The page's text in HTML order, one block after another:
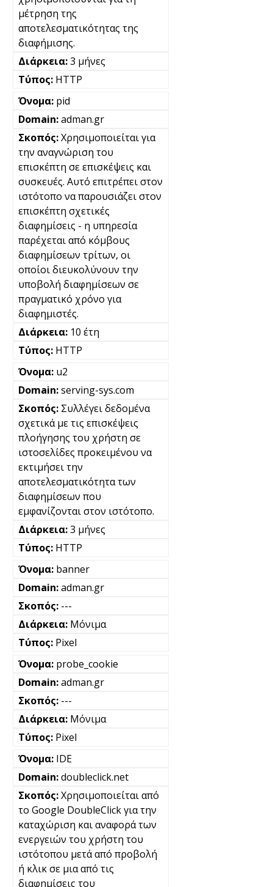
μέτρηση της
αποτελεσματικότητας της
διαφήμισης.
3 μήνες
HTTP
pid
adman.gr
Χρησιμοποιείται για
την αναγνώριση του
επισκέπτη σε επισκέψεις και
συσκευές. Αυτό επιτρέπει στον
ιστότοπο να παρουσιάζει στον
επισκέπτη σχετικές
διαφημίσεις - η υπηρεσία
παρέχεται από κόμβους
διαφημίσεων τρίτων, οι
οποίοι διευκολύνουν την
υποβολή διαφημίσεων σε
πραγματικό χρόνο για
διαφημιστές.
10 έτη
HTTP
u2
serving-sys.com
Συλλέγει δεδομένα
σχετικά με τις επισκέψεις
πλοήγησης του χρήστη σε
ιστοσελίδες προκειμένου να
εκτιμήσει την
αποτελεσματικότητα των
διαφημίσεων που
εμφανίζονται στον ιστότοπο.
3 μήνες
HTTP
banner
adman.gr
---
Μόνιμα
Pixel
probe_cookie
adman.gr
---
Μόνιμα
Pixel
IDE
doubleclick.net
Χρησιμοποιείται από
το Google DoubleClick για την
καταχώριση και αναφορά των
ενεργειών του χρήστη του
ιστότοπου μετά από προβολή
ή κλικ σε μια από τις
διαφημίσεις του